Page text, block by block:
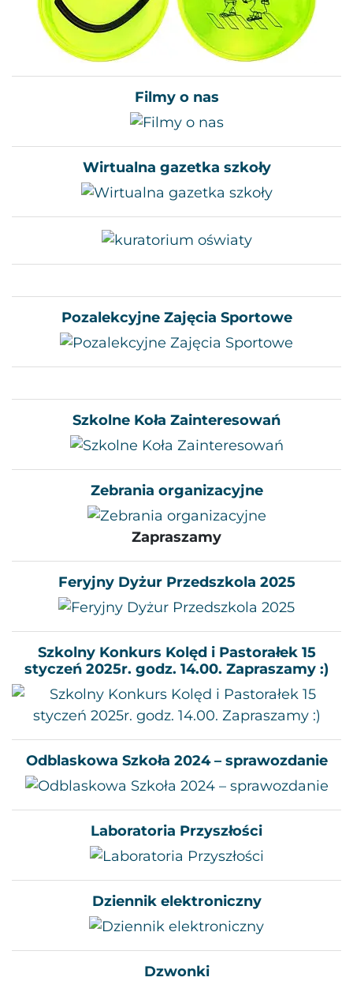
Filmy o nas
Wirtualna gazetka szkoły
Pozalekcyjne Zajęcia Sportowe
Szkolne Koła Zainteresowań
Zebrania organizacyjne
Zapraszamy
Feryjny Dyżur Przedszkola 2025
Szkolny Konkurs Kolęd i Pastorałek 15
styczeń 2025r. godz. 14.00. Zapraszamy :)
Odblaskowa Szkoła 2024 – sprawozdanie
Laboratoria Przyszłości
Dziennik elektroniczny
Dzwonki